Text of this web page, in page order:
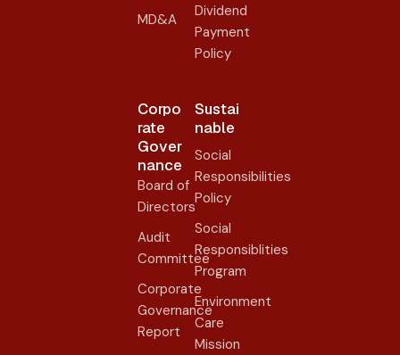
MD&A
Dividend
Payment
Policy
Corpo
rate
Gover
nance​
Board of
Directors
Audit
Committee
Corporate
Governance
Report
Sustai
nable
Social
Responsibilities
Policy
Social
Responsiblities
Program
Environment
Care
Mission